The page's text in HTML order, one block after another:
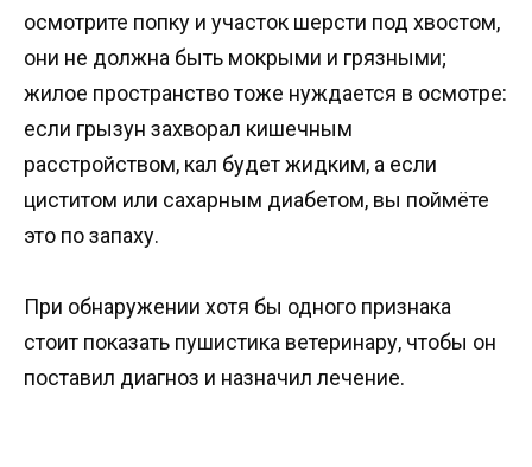
осмотрите попку и участок шерсти под хвостом,
они не должна быть мокрыми и грязными;
жилое пространство тоже нуждается в осмотре:
если грызун захворал кишечным
расстройством, кал будет жидким, а если
циститом или сахарным диабетом, вы поймёте
это по запаху.
При обнаружении хотя бы одного признака
стоит показать пушистика ветеринару, чтобы он
поставил диагноз и назначил лечение.